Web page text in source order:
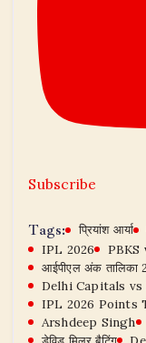
Subscribe
Tags: प्रियांश आर्या
IPL 2026
PBKS
आईपीएल अंक तालिका
Delhi Capitals
IPL 2026 Points
Arshdeep Singh